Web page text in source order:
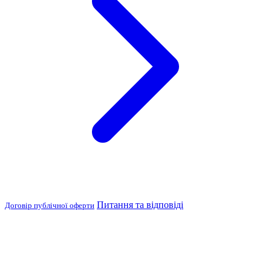
Договір публічної оферти Питання та відповіді